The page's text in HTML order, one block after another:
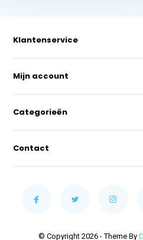
Klantenservice
Mijn account
Categorieën
Contact
© Copyright 2026 - Theme By